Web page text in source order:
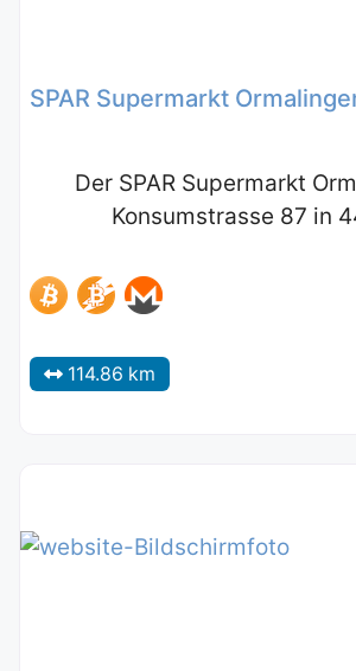
SPAR Supermarkt
Der SPAR Supermarkt
Konsumstrasse 87 in
114.86 km